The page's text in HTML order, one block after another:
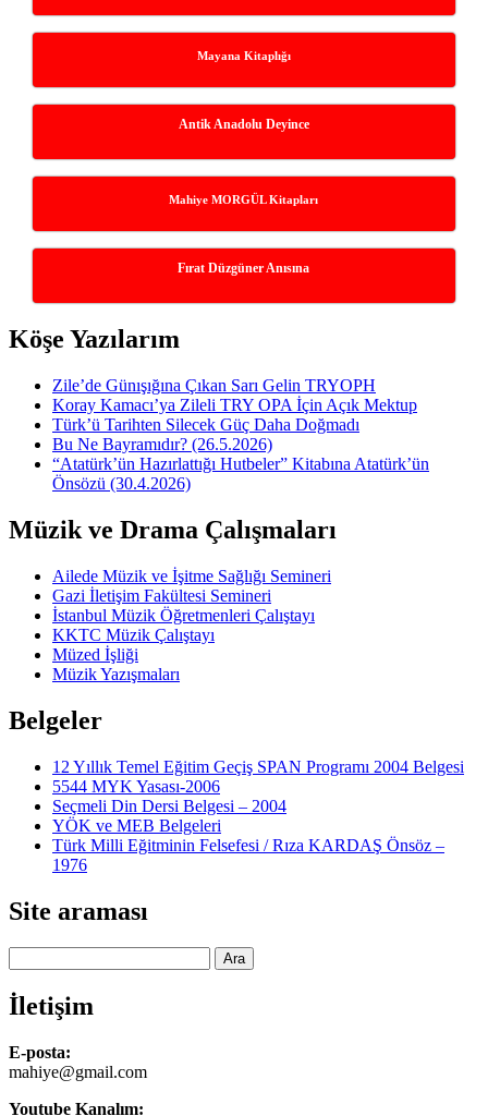
Mayana Kitaplığı
Antik Anadolu Deyince
Mahiye MORGÜL Kitapları
Fırat Düzgüner Anısına
Köşe Yazılarım
Zile’de Günışığına Çıkan Sarı Gelin TRYOPH
Koray Kamacı’ya Zileli TRY OPA İçin Açık Mektup
Türk’ü Tarihten Silecek Güç Daha Doğmadı
Bu Ne Bayramıdır? (26.5.2026)
“Atatürk’ün Hazırlattığı Hutbeler” Kitabına Atatürk’ün
Önsözü (30.4.2026)
Müzik ve Drama Çalışmaları
Ailede Müzik ve İşitme Sağlığı Semineri
Gazi İletişim Fakültesi Semineri
İstanbul Müzik Öğretmenleri Çalıştayı
KKTC Müzik Çalıştayı
Müzed İşliği
Müzik Yazışmaları
Belgeler
12 Yıllık Temel Eğitim Geçiş SPAN Programı 2004 Belgesi
5544 MYK Yasası-2006
Seçmeli Din Dersi Belgesi – 2004
YÖK ve MEB Belgeleri
Türk Milli Eğitminin Felsefesi / Rıza KARDAŞ Önsöz –
1976
Site araması
İletişim
E-posta:
mahiye@gmail.com
Youtube Kanalım: